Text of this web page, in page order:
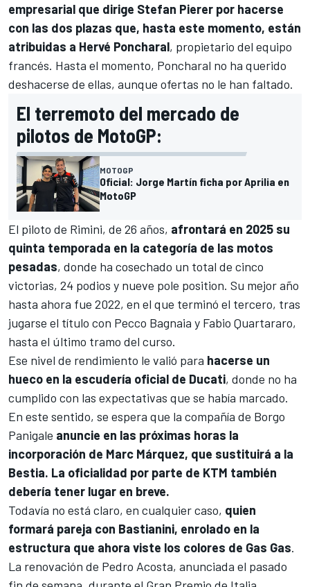
empresarial que dirige Stefan Pierer por hacerse
con las dos plazas que, hasta este momento, están
atribuidas a Hervé Poncharal, propietario del equipo
francés. Hasta el momento, Poncharal no ha querido
deshacerse de ellas, aunque ofertas no le han faltado.
El terremoto del mercado de
pilotos de MotoGP:
MOTOGP
Oficial: Jorge Martín ficha por Aprilia en
MotoGP
El piloto de Rimini, de 26 años, afrontará en 2025 su
quinta temporada en la categoría de las motos
pesadas, donde ha cosechado un total de cinco
victorias, 24 podios y nueve pole position. Su mejor año
hasta ahora fue 2022, en el que terminó el tercero, tras
jugarse el título con Pecco Bagnaia y Fabio Quartararo,
hasta el último tramo del curso.
Ese nivel de rendimiento le valió para hacerse un
hueco en la escudería oficial de Ducati, donde no ha
cumplido con las expectativas que se había marcado.
En este sentido, se espera que la compañía de Borgo
Panigale anuncie en las próximas horas la
incorporación de Marc Márquez, que sustituirá a la
Bestia. La oficialidad por parte de KTM también
debería tener lugar en breve.
Todavía no está claro, en cualquier caso, quien
formará pareja con Bastianini, enrolado en la
estructura que ahora viste los colores de Gas Gas.
La renovación de Pedro Acosta, anunciada el pasado